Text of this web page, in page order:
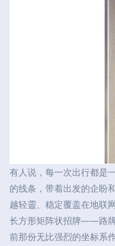
有人说，每一次出行都是
的线条，带着出发的企盼
越轻靈、稳定覆盖在地联
长方形矩阵状招牌——路
前那份无比强烈的坐标系